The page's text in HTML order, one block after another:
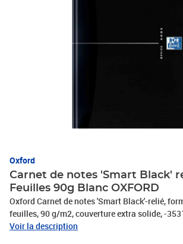
Oxford
Carnet de notes 'Smart Black'
Feuilles 90g Blanc OXFORD
Oxford Carnet de notes 'Smart Black'-relié,
feuilles, 90 g/m2, couverture extra solide, -
Voir la description